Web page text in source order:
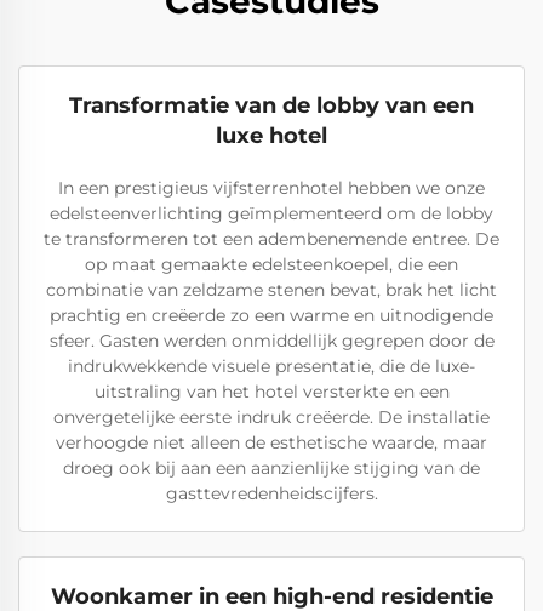
Transformatie van de lobby van een
luxe hotel
In een prestigieus vijfsterrenhotel hebben we onze
edelsteenverlichting geïmplementeerd om de lobby
te transformeren tot een adembenemende entree. De
op maat gemaakte edelsteenkoepel, die een
combinatie van zeldzame stenen bevat, brak het licht
prachtig en creëerde zo een warme en uitnodigende
sfeer. Gasten werden onmiddellijk gegrepen door de
indrukwekkende visuele presentatie, die de luxe-
uitstraling van het hotel versterkte en een
onvergetelijke eerste indruk creëerde. De installatie
verhoogde niet alleen de esthetische waarde, maar
droeg ook bij aan een aanzienlijke stijging van de
gasttevredenheidscijfers.
Woonkamer in een high-end residentie